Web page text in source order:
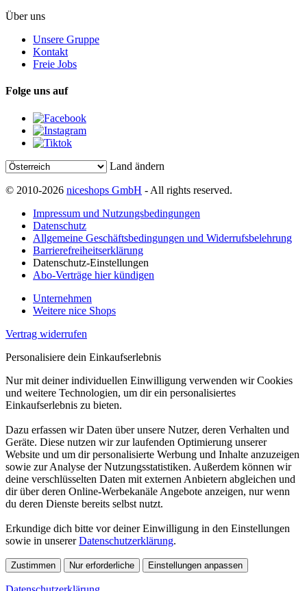
Über uns
Unsere Gruppe
Kontakt
Freie Jobs
Folge uns auf
Land ändern
© 2010-2026 niceshops GmbH - All rights reserved.
Impressum und Nutzungsbedingungen
Datenschutz
Allgemeine Geschäftsbedingungen und Widerrufsbelehrung
Barrierefreiheitserklärung
Datenschutz-Einstellungen
Abo-Verträge hier kündigen
Unternehmen
Weitere nice Shops
Vertrag widerrufen
Personalisiere dein Einkaufserlebnis
Nur mit deiner individuellen Einwilligung verwenden wir Cookies
und weitere Technologien, um dir ein personalisiertes
Einkaufserlebnis zu bieten.
Dazu erfassen wir Daten über unsere Nutzer, deren Verhalten und
Geräte. Diese nutzen wir zur laufenden Optimierung unserer
Website und um dir personalisierte Werbung und Inhalte anzuzeigen
sowie zur Analyse der Nutzungsstatistiken. Außerdem können wir
deine verschlüsselten Daten mit externen Anbietern abgleichen und
dir über deren Online-Werbekanäle Angebote anzeigen, nur wenn
du deren Dienste bereits selbst nutzt.
Erkundige dich bitte vor deiner Einwilligung in den Einstellungen
sowie in unsererDatenschutzerklärung.
Zustimmen Nur erforderliche Einstellungen anpassen